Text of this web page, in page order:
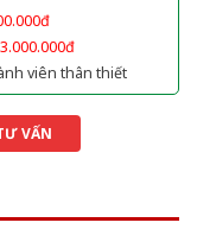
3.000.000đ
viên thân thiết
VẤN